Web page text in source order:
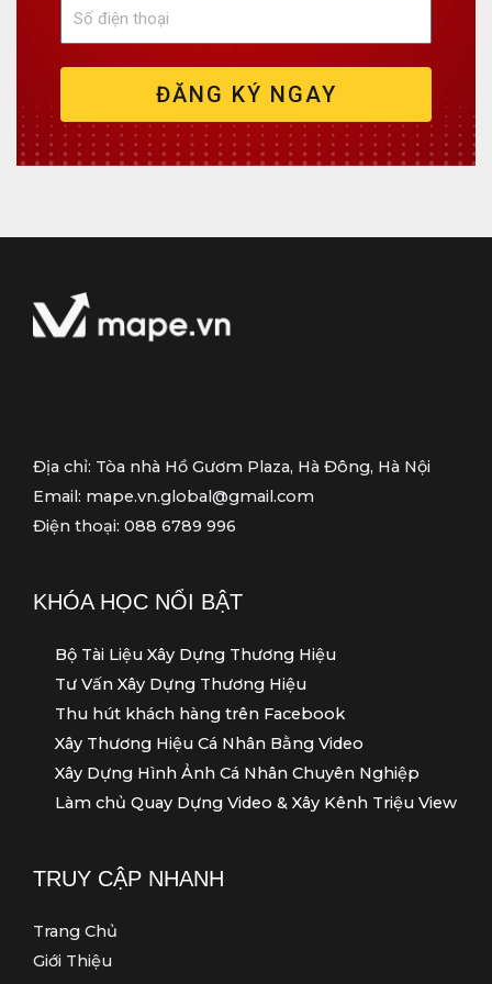
n
l
ố
đ
ệ
n
ĐĂNG KÝ NGAY
Địa chỉ: Tòa nhà Hồ Gươm Plaza, Hà Đông, Hà Nội
Email: mape.vn.global@gmail.com
Điện thoại: 088 6789 996
KHÓA HỌC NỔI BẬT
Bộ Tài Liệu Xây Dựng Thương Hiệu
Tư Vấn Xây Dựng Thương Hiệu
Thu hút khách hàng trên Facebook
Xây Thương Hiệu Cá Nhân Bằng Video
Xây Dựng Hình Ảnh Cá Nhân Chuyên Nghiệp
Làm chủ Quay Dựng Video & Xây Kênh Triệu View
TRUY CẬP NHANH
Trang Chủ
Giới Thiệu